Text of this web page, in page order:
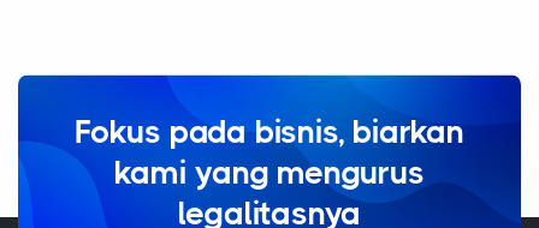
Fokus pada bisnis, biarkan
kami yang mengurus
legalitasnya